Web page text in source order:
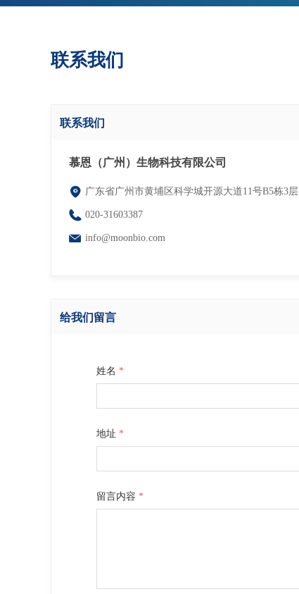
联系我们
联系我们
广东省广州市黄埔区科学城开源大道11号B5栋3层
020-31603387
info@moonbio.com
慕恩（广州）生物科技有限公司
给我们留言
姓名 *
地址 *
留言内容 *